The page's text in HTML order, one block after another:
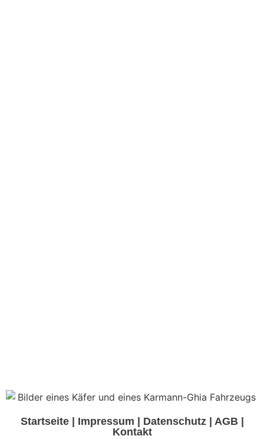
Startseite| Impressum | Datenschutz| AGB|
Kontakt